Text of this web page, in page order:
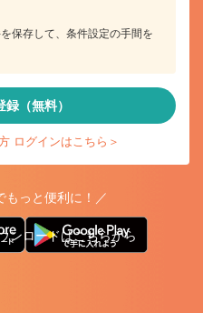
保存して、条件設定の手間を
（無料）
ログインはこちら＞
もっと便利に！／
ンロードはこちらから